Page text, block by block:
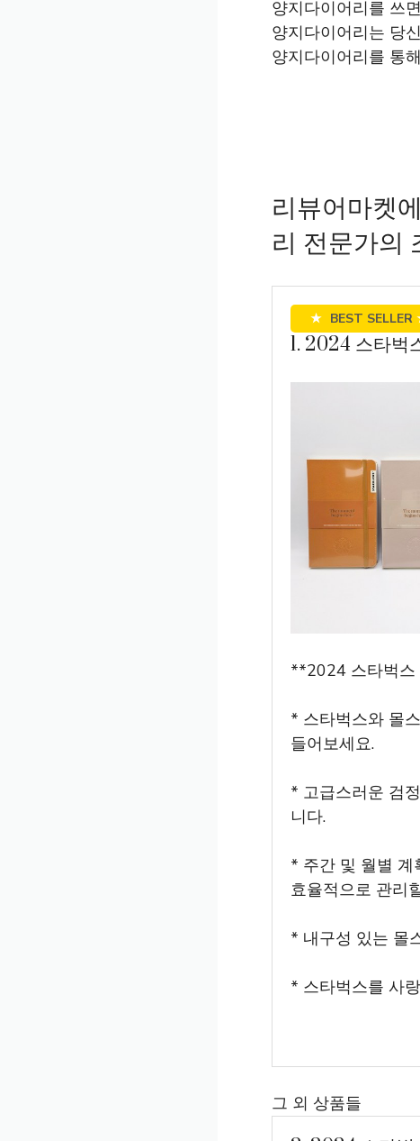
양지다이어리를 쓰
양지다이어리는 당
양지다이어리를 통
리뷰어마켓
리 전문가의
★ BEST SELLER
1. 2024 스타벅
**2024 스타벅스
* 스타벅스와 몰
들어보세요.
* 고급스러운 검
니다.
* 주간 및 월별 계
효율적으로 관리
* 내구성 있는 몰
* 스타벅스를 사
그 외 상품들